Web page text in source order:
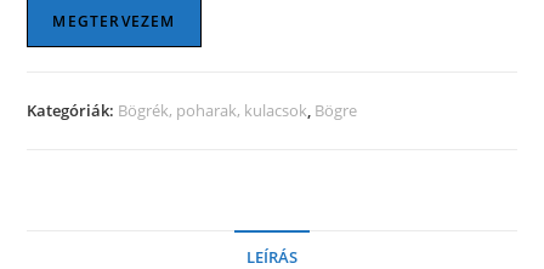
mennyiség
MEGTERVEZEM
Kategóriák: Bögrék, poharak, kulacsok, Bögre
LEÍRÁS